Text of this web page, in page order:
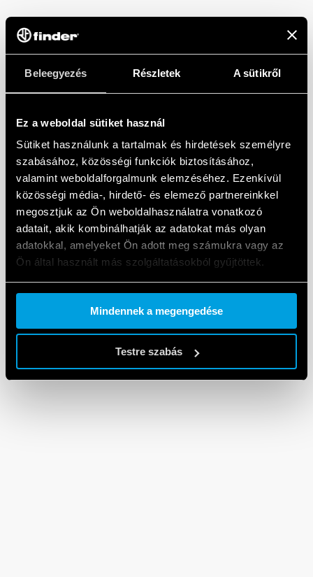
Beleegyezés Részletek A sütikről
Ez a weboldal sütiket használ
Sütiket használunk a tartalmak és hirdetések személyre
szabásához, közösségi funkciók biztosításához,
valamint weboldalforgalmunk elemzéséhez. Ezenkívül
közösségi média-, hirdető- és elemező partnereinkkel
megosztjuk az Ön weboldalhasználatra vonatkozó
adatait, akik kombinálhatják az adatokat más olyan
adatokkal, amelyeket Ön adott meg számukra vagy az
Ön által használt más szolgáltatásokból gyűjtöttek.
Cookie policy.
Mindennek a megengedése
Testre szabás